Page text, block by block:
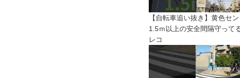
【自転車追い抜き】黄色セ
1.5ｍ以上の安全間隔守って
レコ